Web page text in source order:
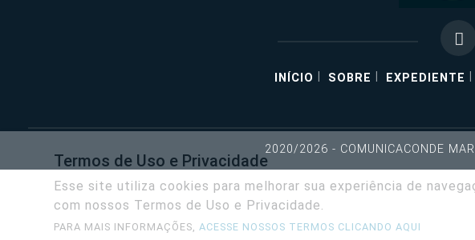
INÍCIO SOBRE EXPEDIENTE
2020/2026 - COMUNICACONDE
Termos de Uso e Privacidade
Esse site utiliza cookies para melhorar sua experiência de
com nossos Termos de Uso e Privacidade.
PARA MAIS INFORMAÇÕES,ACESSE NOSSOS TERMOS CLICANDO AQUI